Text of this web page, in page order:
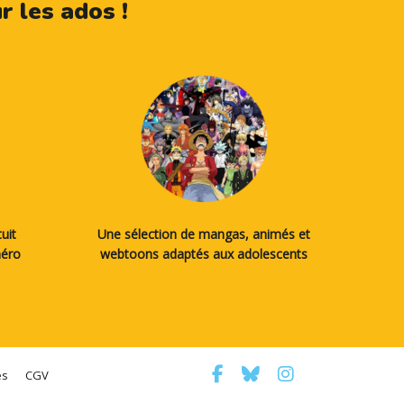
les ados !
Une sélection de mangas, animés et
webtoons adaptés aux adolescents
CGV